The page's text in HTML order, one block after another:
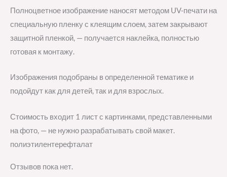
Полноцветное изображение наносят методом UV-печати на
специальную пленку с клеящим слоем, затем закрывают
защитной пленкой, — получается наклейка, полностью
готовая к монтажу.
Изображения подобраны в определенной тематике и
подойдут как для детей, так и для взрослых.
Стоимость входит 1 лист с картинками, представленными
на фото, — не нужно разрабатывать свой макет.
полиэтилентерефталат
Отзывов пока нет.